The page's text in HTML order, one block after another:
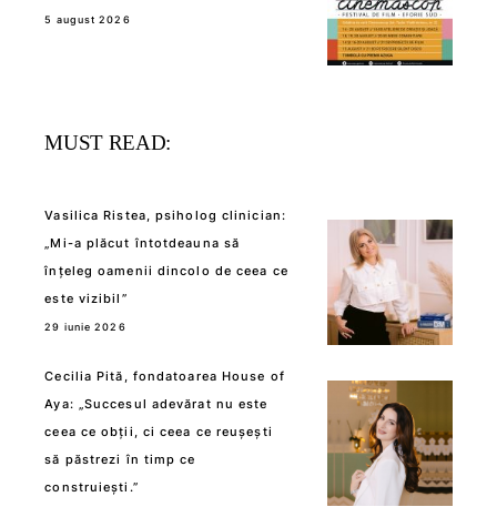
5 august 2026
MUST READ:
Vasilica Ristea, psiholog clinician:
„Mi-a plăcut întotdeauna să
înțeleg oamenii dincolo de ceea ce
este vizibil”
29 iunie 2026
Cecilia Pită, fondatoarea House of
Aya: „Succesul adevărat nu este
ceea ce obții, ci ceea ce reușești
să păstrezi în timp ce
construiești.”